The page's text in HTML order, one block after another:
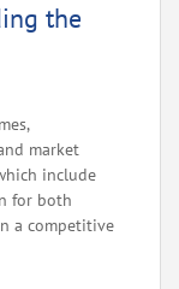
the
market
include
for both
a competitive